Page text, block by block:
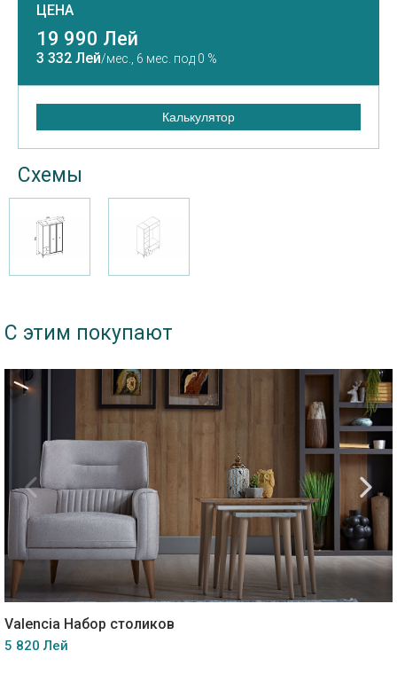
ЦЕНА
19 990 Лей
3 332 Лей/мес., 6 мес. под 0 %
Калькулятор
Схемы
С этим покупают
Valencia Набор столиков
5 820 Лей